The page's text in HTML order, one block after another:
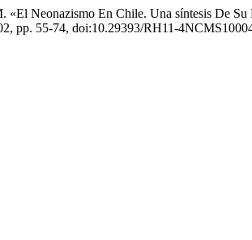
«El Neonazismo En Chile. Una síntesis De
pp. 55-74, doi:10.29393/RH11-